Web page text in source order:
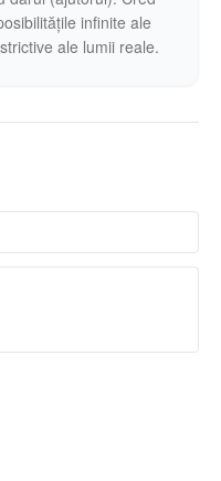
infinite ale
ale lumii reale.